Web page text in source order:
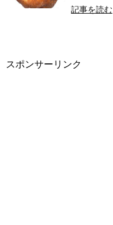
記事を読む
スポンサーリンク